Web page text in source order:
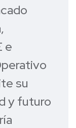
e
su
y futuro